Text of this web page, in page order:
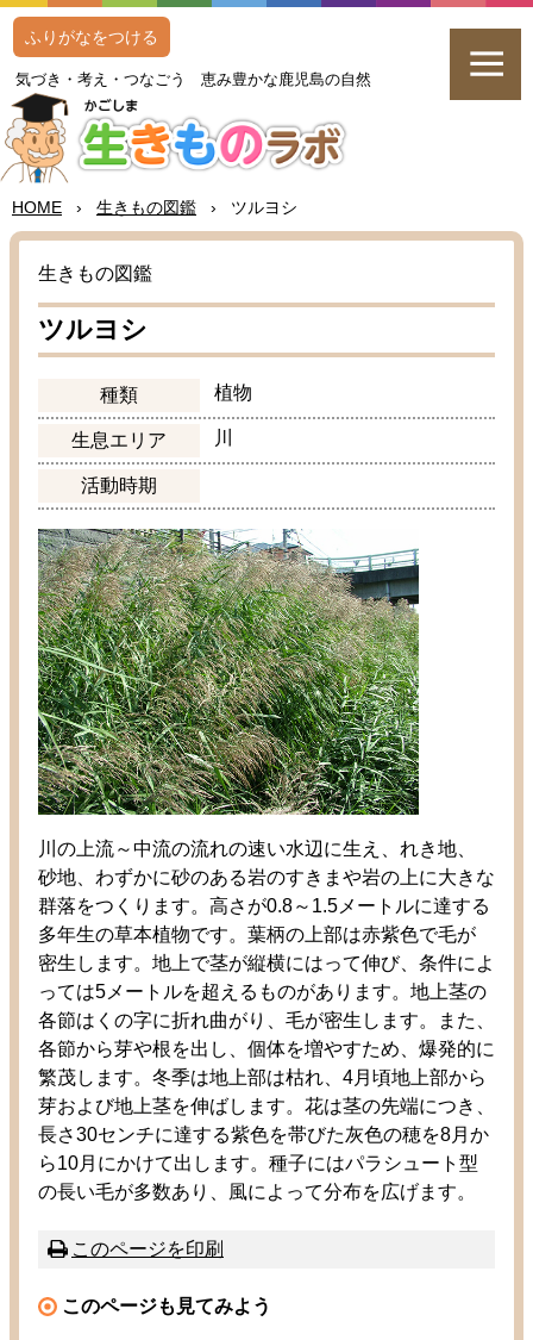
気づき・考え・つなごう恵み豊かな鹿児島の自然
ふりがなをつける
HOME › 生きもの図鑑 › ツルヨシ
生きもの図鑑
ツルヨシ
種類 植物
生息エリア 川
活動時期
川 の 上流～中流の流れの速い水辺 に生 え、れき地
砂地 、わずかに砂のある岩のすきまや岩の 上に大きな
群落をつくります。 高さが0.8～1.5メートルに達する
多年生の草本植物です。 葉柄の 上部は赤紫色で毛が
密生 します。 地上で茎が縦横にはって伸び、 条件によ
っては5メートルを超 えるものがあります。 地上茎の
各節はくの字に折れ曲がり、 毛が密生 します。また、
各節から芽や根を出 し、 個体を増やすため、 爆発的に
繁茂します。 冬季は地上部は枯れ、4月 頃地上部から
芽および地上茎を伸ばします。 花は茎の先端につき、
長さ30センチに達する紫色を帯びた灰色の穂を8月 か
ら10月 にかけて出 します。 種子にはパラシュート 型
の長い毛が多数あり、 風によって分布を広げます。
このページを印刷
このページも 見てみよう